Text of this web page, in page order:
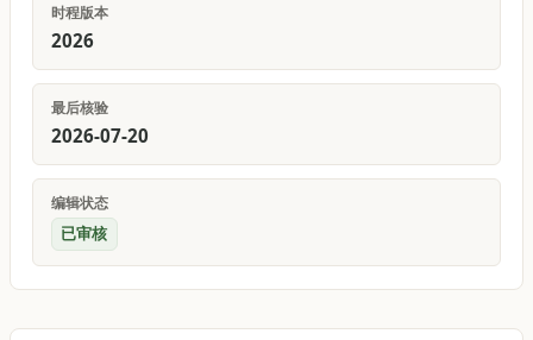
时程版本
2026
最后核验
2026-07-20
编辑状态
已审核